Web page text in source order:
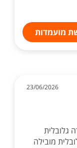
מועמדות
23/06/2026
גלובלית
מובילה